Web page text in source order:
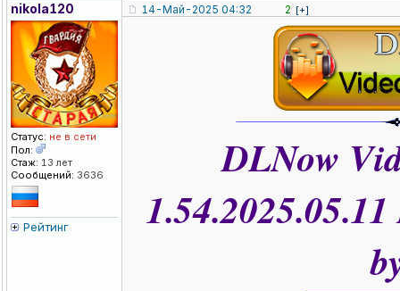
nikola120
Статус: не в сети
Пол:
Стаж: 13 лет
Сообщений: 3636
Рейтинг
14-Май-2025 04:32 2 [+]
DLNow